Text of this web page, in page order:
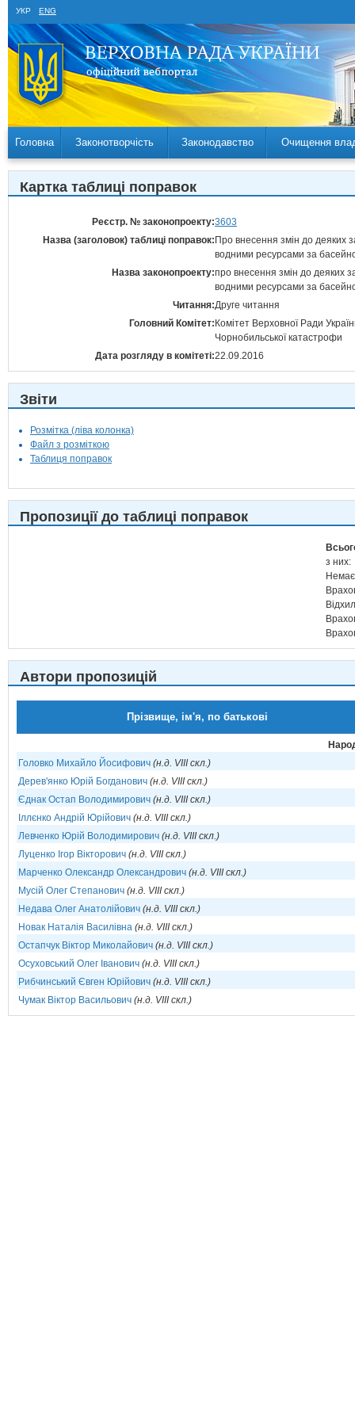
УКР ENG
Головна Законотворчість Законодавство Очищення
Картка таблиці поправок
Реєстр. № законопроекту:3603
Назва (заголовок) таблиці поправок: Про внесення змін до деяких
водними ресурсами за
Назва законопроекту:про внесення змін до деяких
водними ресурсами за
Читання:Друге читання
Головний Комітет: Комітет Верховної Ради
Чорнобильської катастрофи
Дата розгляду в комітеті:22.09.2016
Звіти
Розмітка (ліва колонка)
Файл з розміткою
Таблиця поправок
Пропозиції до таблиці поправок
з них:
Автори пропозицій
Прізвище, ім'я, по батькові
Головко Михайло Йосифович (н.д. VIII скл.)
Дерев'янко Юрій Богданович (н.д. VIII скл.)
Єднак Остап Володимирович (н.д. VIII скл.)
Іллєнко Андрій Юрійович (н.д. VIII скл.)
Левченко Юрій Володимирович (н.д. VIII скл.)
Луценко Ігор Вікторович (н.д. VIII скл.)
Марченко Олександр Олександрович (н.д. VIII скл.)
Мусій Олег Степанович (н.д. VIII скл.)
Недава Олег Анатолійович (н.д. VIII скл.)
Новак Наталія Василівна (н.д. VIII скл.)
Остапчук Віктор Миколайович (н.д. VIII скл.)
Осуховський Олег Іванович (н.д. VIII скл.)
Рибчинський Євген Юрійович (н.д. VIII скл.)
Чумак Віктор Васильович (н.д. VIII скл.)